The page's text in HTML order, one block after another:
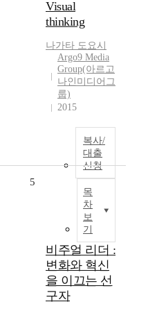
Visual
thinking
나가타 도요시
Argo9 Media
Group(아르고
나인미디어그
룹)
2015
복사/
대출
신청
목
차
보
기
5
비주얼 리더 :
변화와 혁신
을 이끄는 선
구자